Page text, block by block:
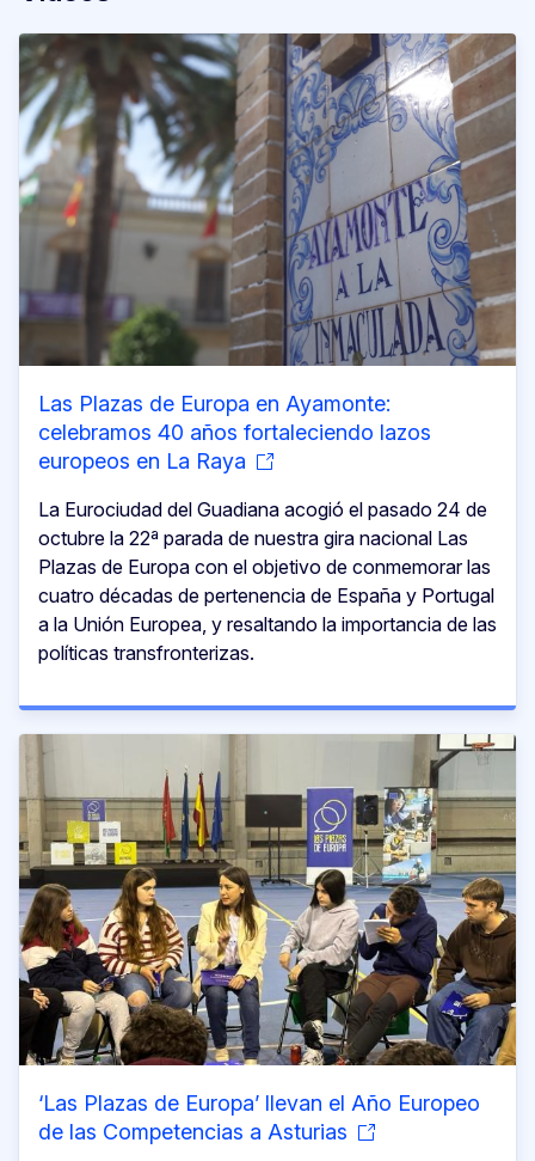
Las Plazas de Europa en Ayamonte:
celebramos 40 años fortaleciendo lazos
europeos en La Raya
La Eurociudad del Guadiana acogió el pasado 24 de
octubre la 22ª parada de nuestra gira nacional Las
Plazas de Europa con el objetivo de conmemorar las
cuatro décadas de pertenencia de España y Portugal
a la Unión Europea, y resaltando la importancia de las
políticas transfronterizas.
‘Las Plazas de Europa’ llevan el Año Europeo
de las Competencias a Asturias